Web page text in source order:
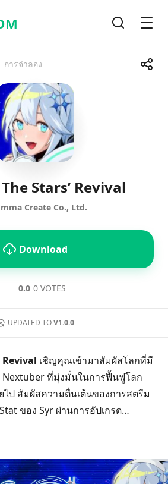
การจำลอง Share
TelegramFacebook
Stars’ Revival
Create Co., Ltd.
Download
0.0 0 VOTES
UPDATED TO V1.0.0
Revival เชิญคุณเข้ามาสัมผัสโลกที่มี
Nextuber ที่มุ่งมั่นในการฟื้นฟูโลก
ไป สัมผัสความตื่นเต้นของการสตรีม
ของ Syr ผ่านการอัปเกรด
สถานการณ์ใหม่ ๆ ที่ทำให้เรื่องราว
จัดการภาระงานของ Syr เพื่อ
เหนื่อยล้า คุณจะได้พบกับตัวละครที่
ยวกัน เมื่อแต่ละแฟนใหม่ที่คุณได้มา